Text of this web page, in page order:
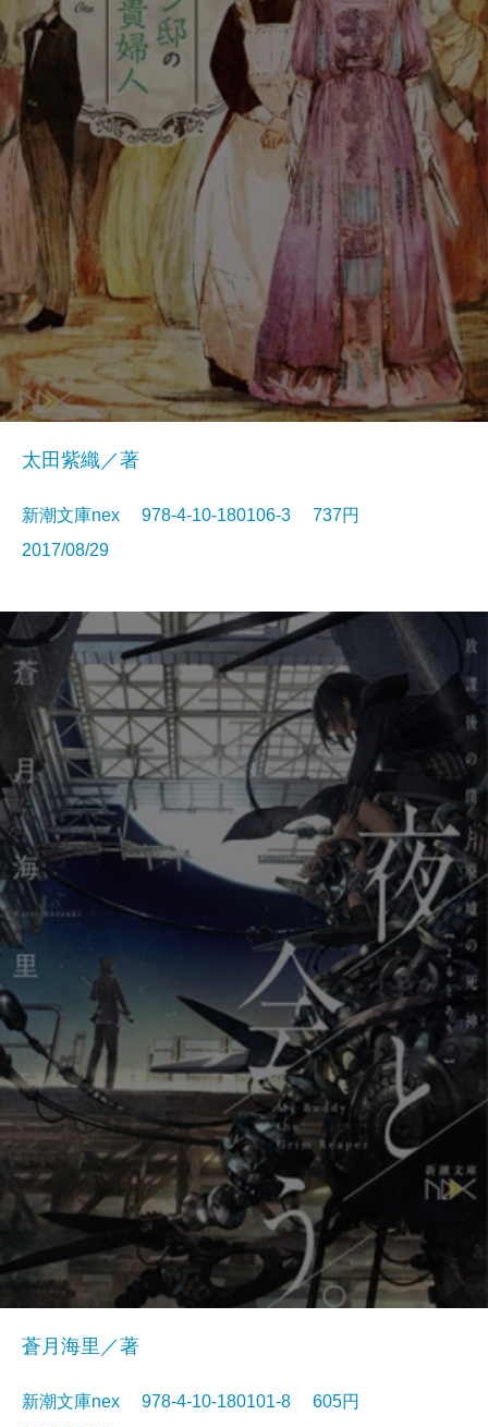
太田紫織／著
新潮文庫nex 978-4-10-180106-3 737円
2017/08/29
蒼月海里／著
新潮文庫nex 978-4-10-180101-8 605円